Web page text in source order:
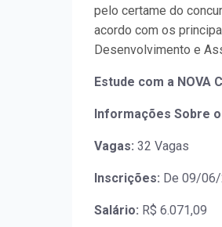
pelo certame do
acordo com os
Desenvolvimento e
Estude com a NOVA
Informações Sobre
Vagas: 32 Vagas
Inscrições: De 09/
Salário: R$ 6.071,09